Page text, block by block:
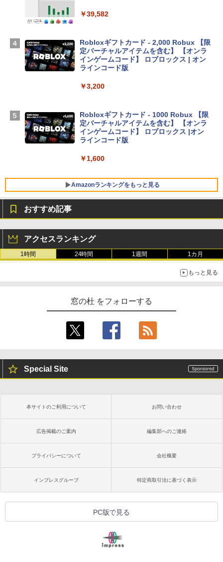
13インチノートブック：AIとApple Intell
TB SSDストレージ、12MPセンターフレ
ームカメラ、日本語キーボード、Touch I
D - スカイブルー
￥298,901
ン 15-fd 15.6インチ 16GBメモリ 512GB
SSD インテル Core 5
￥129,800
Core i5/16GB/SSD 512GB/ホワイト) FM
VWK3E15W_AZ
￥39,582
Robloxギフトカード - 2,000 Robux 【限
定バーチャルアイテムを含む】 【オンラ
インゲームコード】 ロブロックス | オン
ラインコード版
￥3,200
Robloxギフトカード - 1000 Robux 【限
定バーチャルアイテムを含む】 【オンラ
インゲームコード】 ロブロックス |オン
ラインコード版
￥1,600
Amazonランキングをもっと見る
￥1,766
出す プロンプトの言葉 AI画像生成シリー
ズ (はぴーイラストLabo)
￥99
非エンジニア 初心者 素人 でも安心 使い
方 マニュアル AI副業にもコンテンツ作成
にもKindle出版にも！ 非エンジニアのた
￥99
FM TOWNS ハイパー・カタログ: 本体ハ
ードウェア・市販ソフトウェアのパーフ
￥1,600
￥2,326
ンチディスプレイ、色調調節ライト、12
週間持続バッテリー、広告なし、ブラッ
ク
Amazon Kindle - 目に優しい、かさばら
ない、大きな画面で読みやすい、6週間持
書籍リーダー、ブラック、16GB、広告な
Kindle Paperwhite シグニチャーエディ
るさ自動調整、色調調節ライト、12週間
持続バッテリー、広告なし、メタリック
Amazon Kindle Colorsoft | 16GBストレ
ージ、防水、7インチカラーディスプレ
イ、色調調節ライト、最大8週間持続バッ
テリー、広告無し、ブラック (2025年発
売)
￥39,980
New Amazon Kindle Scribe Colorsoft |
11インチカラーディスプレイ、64GBスト
おすすめ記事
アクセスランキング
1時間 24時間 1週間 1カ月
もっと見る
窓の杜 をフォローする
Special Site
本サイトのご利用について お問い合わせ
広告掲載のご案内 編集部へのご連絡
プライバシーについて 会社概要
インプレスグループ 特定商取引法に基づく表示
PC版で見る